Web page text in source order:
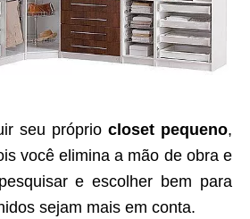
seu próprio closet pequeno,
você elimina a mão de obra e
e escolher bem para
sejam mais em conta.